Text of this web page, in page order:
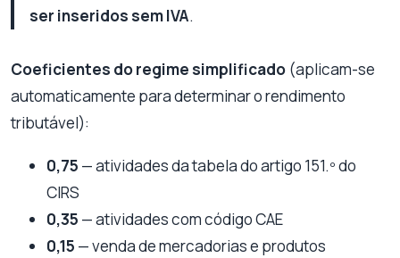
ser inseridos sem IVA.
Coeficientes do regime simplificado (aplicam-se
automaticamente para determinar o rendimento
tributável):
0,75 — atividades da tabela do artigo 151.º do
CIRS
0,35 — atividades com código CAE
0,15 — venda de mercadorias e produtos